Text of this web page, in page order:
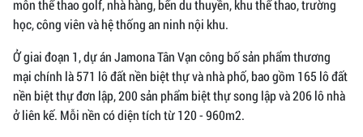
môn thể thao golf, nhà hàng, bến du thuyền, khu thể thao, trường
học, công viên và hệ thống an ninh nội khu.
Ở giai đoạn 1, dự án Jamona Tân Vạn công bố sản phẩm thương
mại chính là 571 lô đất nền biệt thự và nhà phố, bao gồm 165 lô đất
nền biệt thự đơn lập, 200 sản phẩm biệt thự song lập và 206 lô nhà
ở liên kế. Mỗi nền có diện tích từ 120 - 960m2.